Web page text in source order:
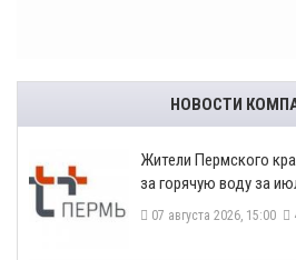
НОВОСТИ
​Жители Пермского
за горячую воду за
07 августа 2026, 15:00